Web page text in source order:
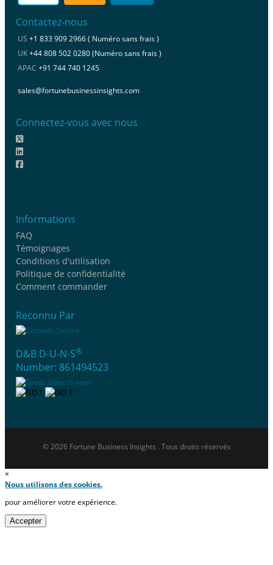
Contactez-nous
US +1 833 909 2966 ( Numéro sans frais )
UK+44 808 502 0280 (Numéro sans frais )
APAC +91 744 740 1245
sales@fortunebusinessinsights.com
Connectez-vous avec nous
Informations
FAQ
Témoignages
Conditions d'utilisation
Politique de confidentialité
Comment commander
Reconnu Par
D&B D-U-N-S®
Number: 861494523
© 2026 Fortune Business Insights . Tous droits réservés
×
Nous utilisons des cookies.
pour améliorer votre expérience.
Accepter